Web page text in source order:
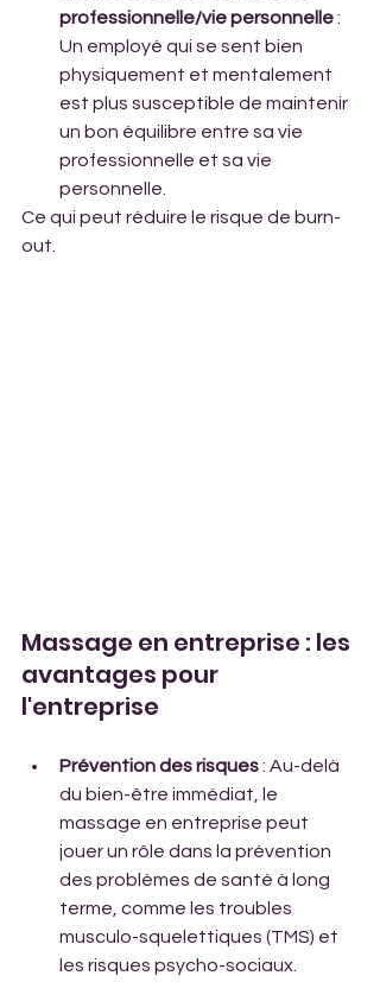
professionnelle/vie personnelle :
Un employé qui se sent bien
physiquement et mentalement
est plus susceptible de maintenir
un bon équilibre entre sa vie
professionnelle et sa vie
personnelle.
Ce qui peut réduire le risque de burn-
out.
Massage en entreprise : les
avantages pour
l'entreprise
Prévention des risques : Au-delà
du bien-être immédiat, le
massage en entreprise peut
jouer un rôle dans la prévention
des problèmes de santé à long
terme, comme les troubles
musculo-squelettiques (TMS) et
les risques psycho-sociaux.